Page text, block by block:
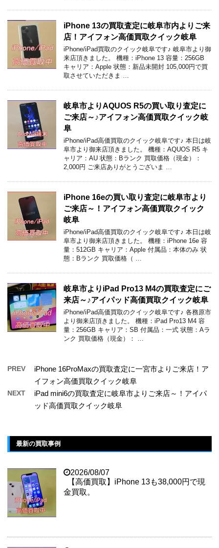
iPhone 13の買取査定に岐阜市内よりご来
店！アイフォン高価買取クイック岐阜
iPhone/iPad買取のクイック岐阜です♪ 岐阜市より御
来店頂きました。 機種：iPhone 13 容量：256GB
キャリア：Apple 状態：新品未開封 105,000円で買
取させていただきま …
岐阜市よりAQUOS R5の買い取り査定に
ご来店～♪アイフォン高価買取クイック岐
阜
iPhone/iPad高価買取のクイック岐阜です♪ 本日は岐
阜市より御来店頂きました。 機種：AQUOS R5 キ
ャリア：AU 状態：Bランク 買取価格（現金）：
2,000円 ご来店ありがとうございま …
iPhone 16eの買い取り査定に岐阜市より
ご来店～！アイフォン高価買取クイック
岐阜
iPhone/iPad高価買取のクイック岐阜です♪ 本日は岐
阜市より御来店頂きました。 機種：iPhone 16e 容
量：512GB キャリア：Apple 付属品：本体のみ 状
態：Bランク 買取価格（ …
岐阜市よりiPad Pro13 M4の買取査定にご
来店～♪アイパッド高価買取クイック岐阜
iPhone/iPad高価買取のクイック岐阜です♪ 各務原市
より御来店頂きました。 機種：iPad Pro13 M4 容
量：256GB キャリア：SB 付属品：一式 状態：Aラ
ンク 買取価格（現金）： …
PREV
iPhone 16ProMaxの買取査定に一宮市よりご来店！ア
イフォン高価買取クイック岐阜
NEXT
iPad mini6の買取査定に岐阜市よりご来店～！アイパ
ッド高価買取クイック岐阜
最新の買取事例
2026/08/07
【高価買取】iPhone 13も38,000円で現
金買取。